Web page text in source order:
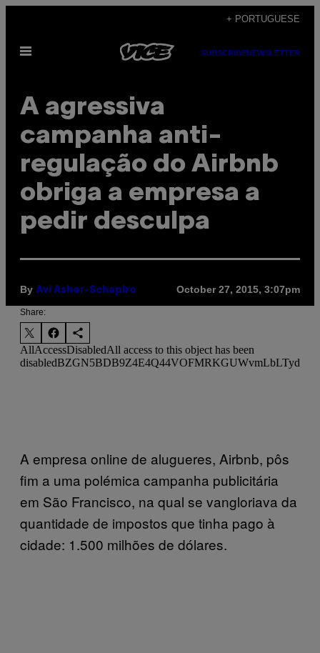
content
+ PORTUGUESE
Open
SUBSCRIBENEWSLETTER
A agressiva
campanha anti-
regulação do Airbnb
obriga a empresa a
pedir desculpa
By Avi Asher-Schapiro October 27, 2015, 3:07pm
Share:
A empresa online de alugueres, Airbnb, pôs
fim a uma polémica campanha publicitária
em São Francisco, na qual se vangloriava da
quantidade de impostos que tinha pago à
cidade: 1.500 milhões de dólares.